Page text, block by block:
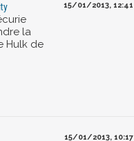
la
Hulk de
15/01/2013, 12:41
15/01/2013, 10:17